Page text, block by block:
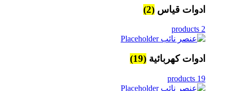
ادوات قياس (2)
2 products
ادوات كهربائية (19)
19 products